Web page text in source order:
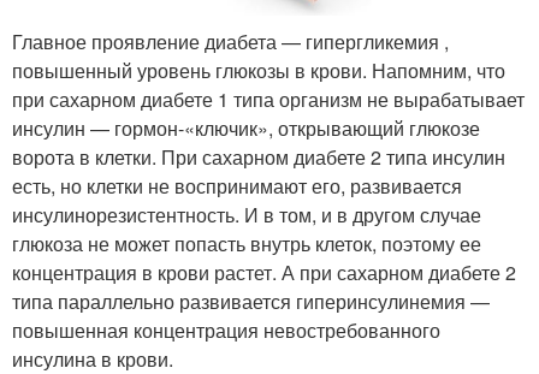
Главное проявление диабета — гипергликемия ,
повышенный уровень глюкозы в крови. Напомним, что
при сахарном диабете 1 типа организм не вырабатывает
инсулин — гормон-«ключик», открывающий глюкозе
ворота в клетки. При сахарном диабете 2 типа инсулин
есть, но клетки не воспринимают его, развивается
инсулинорезистентность. И в том, и в другом случае
глюкоза не может попасть внутрь клеток, поэтому ее
концентрация в крови растет. А при сахарном диабете 2
типа параллельно развивается гиперинсулинемия —
повышенная концентрация невостребованного
инсулина в крови.